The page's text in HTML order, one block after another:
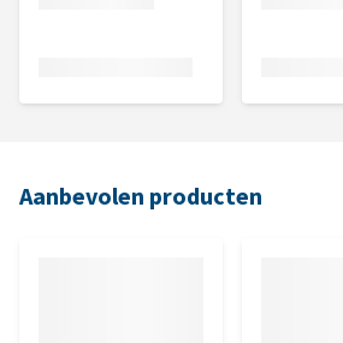
Aanbevolen producten